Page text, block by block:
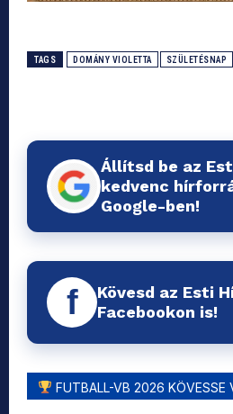
TAGS DOMÁNY VIOLETTA SZÜLETÉSNAP
Állítsd be az
kedvenc
Google-ben!
f
Kövesd az Esti
Facebookon is!
FUTBALL-VB 2026 KÖVESSE